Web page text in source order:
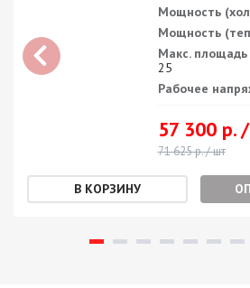
Мощность
Мощность
Макс.
25
Рабочее
57 300 р.
71 625 р. / шт